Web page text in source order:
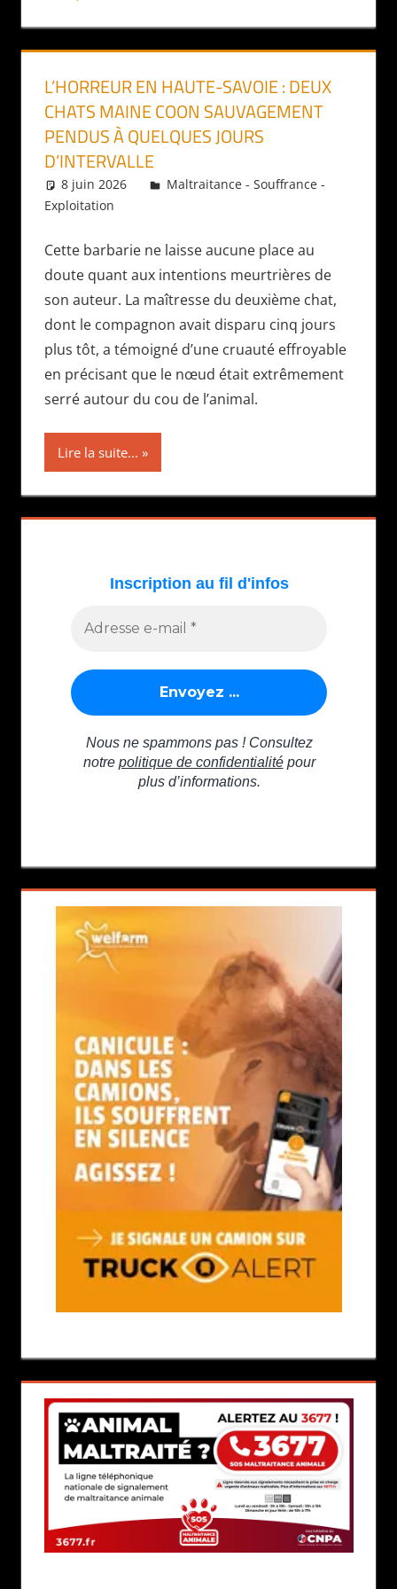
L’HORREUR EN HAUTE-SAVOIE : DEUX
CHATS MAINE COON SAUVAGEMENT
PENDUS À QUELQUES JOURS
D’INTERVALLE
8 juin 2026 Daniel
Maltraitance - Souffrance -
Exploitation
Cette barbarie ne laisse aucune place au
doute quant aux intentions meurtrières de
son auteur. La maîtresse du deuxième chat,
dont le compagnon avait disparu cinq jours
plus tôt, a témoigné d’une cruauté effroyable
en précisant que le nœud était extrêmement
serré autour du cou de l’animal.
Lire la suite...